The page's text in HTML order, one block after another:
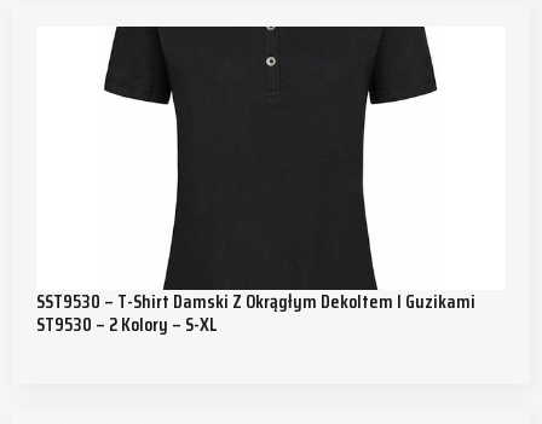
SST9530 – T-Shirt Damski Z Okrągłym Dekoltem I Guzikami
ST9530 – 2 Kolory – S-XL